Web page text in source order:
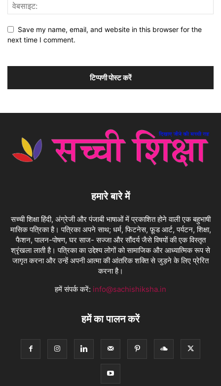
Save my name, email, and website in this browser for the
next time I comment.
हमारे बारे में
सच्ची शिक्षा हिंदी, अंग्रेजी और पंजाबी भाषाओं में प्रकाशित होने वाली एक बहुभाषी
मासिक पत्रिका है। पत्रिका अपने साथ; धर्म, फिटनेस, फ़ूड आर्ट, पर्यटन, शिक्षा,
फैशन, पालन-पोषण, घर साज- सज्जा और सौंदर्य जैसे विषयों की एक विस्तृत
श्रृंखला लाती है। पत्रिका का उद्देश्य लोगों को सामाजिक और आध्यात्मिक रूप से
जागृत करना और उन्हें अपनी आत्मा की आंतरिक शक्ति से जुड़ने के लिए प्रेरित
करना है।
हमें संपर्क करें: info@sachishiksha.in
हमें का पालन करें